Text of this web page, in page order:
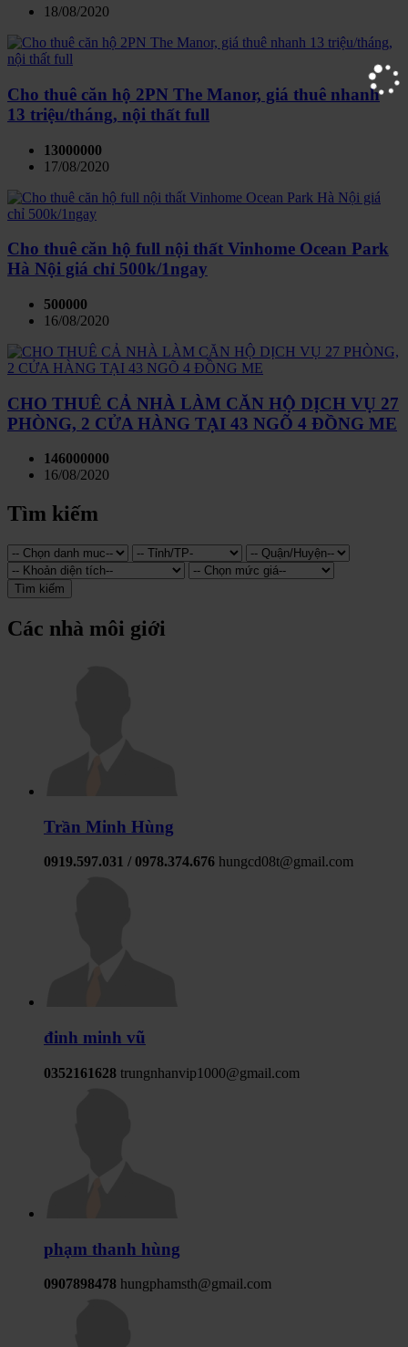
18/08/2020
Cho thuê căn hộ 2PN The Manor, giá thuê nhanh
13 triệu/tháng, nội thất full
13000000
17/08/2020
Cho thuê căn hộ full nội thất Vinhome Ocean Park
Hà Nội giá chỉ 500k/1ngay
500000
16/08/2020
CHO THUÊ CẢ NHÀ LÀM CĂN HỘ DỊCH VỤ 27
PHÒNG, 2 CỬA HÀNG TẠI 43 NGÕ 4 ĐỒNG ME
146000000
16/08/2020
Tìm kiếm
Tìm kiếm
Các nhà môi giới
Trần Minh Hùng
0919.597.031 / 0978.374.676 hungcd08t@gmail.com
đinh minh vũ
0352161628 trungnhanvip1000@gmail.com
phạm thanh hùng
0907898478 hungphamsth@gmail.com